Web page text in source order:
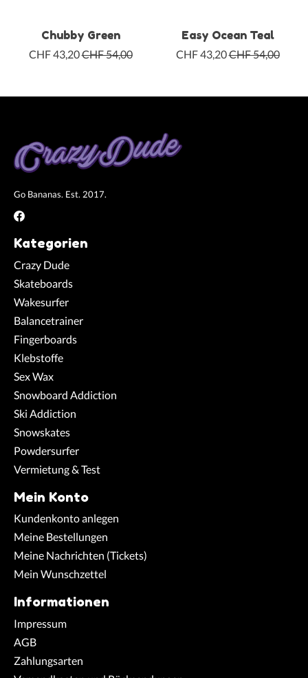
Chubby Green
CHF 43,20CHF 54,00
Easy Ocean Teal
CHF 43,20CHF 54,00
Go Bananas. Est. 2017.
Kategorien
Crazy Dude
Skateboards
Wakesurfer
Balancetrainer
Fingerboards
Klebstoffe
Sex Wax
Snowboard Addiction
Ski Addiction
Snowskates
Powdersurfer
Vermietung & Test
Mein Konto
Kundenkonto anlegen
Meine Bestellungen
Meine Nachrichten (Tickets)
Mein Wunschzettel
Informationen
Impressum
AGB
Zahlungsarten